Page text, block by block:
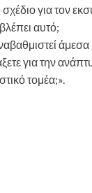
για τον
αυτό;
άμεσα
για την
τομέα;».